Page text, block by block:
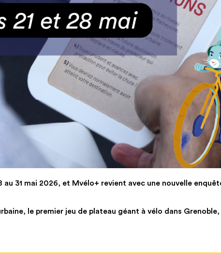
au 31 mai 2026, et Mvélo+ revient avec une nouvelle
le premier jeu de plateau géant à vélo dans Grenoble,